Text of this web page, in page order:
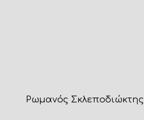
Ρωμανός Σκλεποδιώκτης